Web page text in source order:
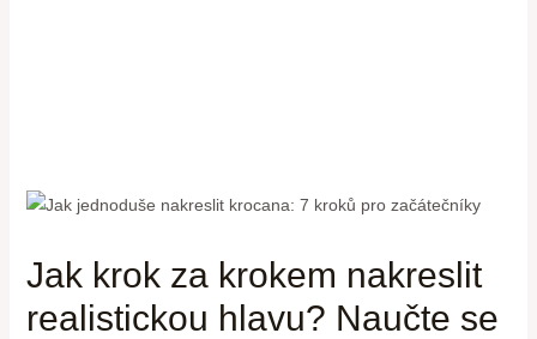
Jak krok za krokem nakreslit
realistickou hlavu? Naučte se